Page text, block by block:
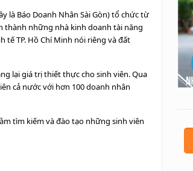
là Báo Doanh Nhân Sài Gòn) tổ chức từ
thành những nhà kinh doanh tài năng
TP. Hồ Chí Minh nói riêng và đất
lại giá trị thiết thực cho sinh viên. Qua
cả nước với hơn 100 doanh nhân
tìm kiếm và đào tạo những sinh viên